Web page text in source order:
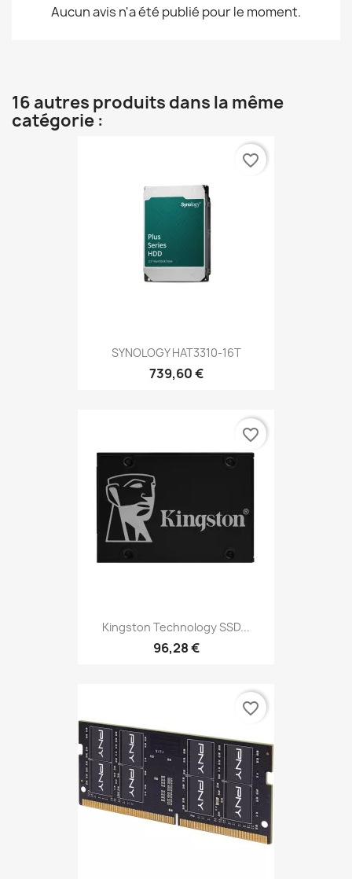
Aucun avis n'a été publié pour le moment.
16 autres produits dans la même
catégorie :
SYNOLOGY HAT3310-16T
739,60 €
favorite_border
Kingston Technology SSD...
96,28 €
favorite_border
favorite_border